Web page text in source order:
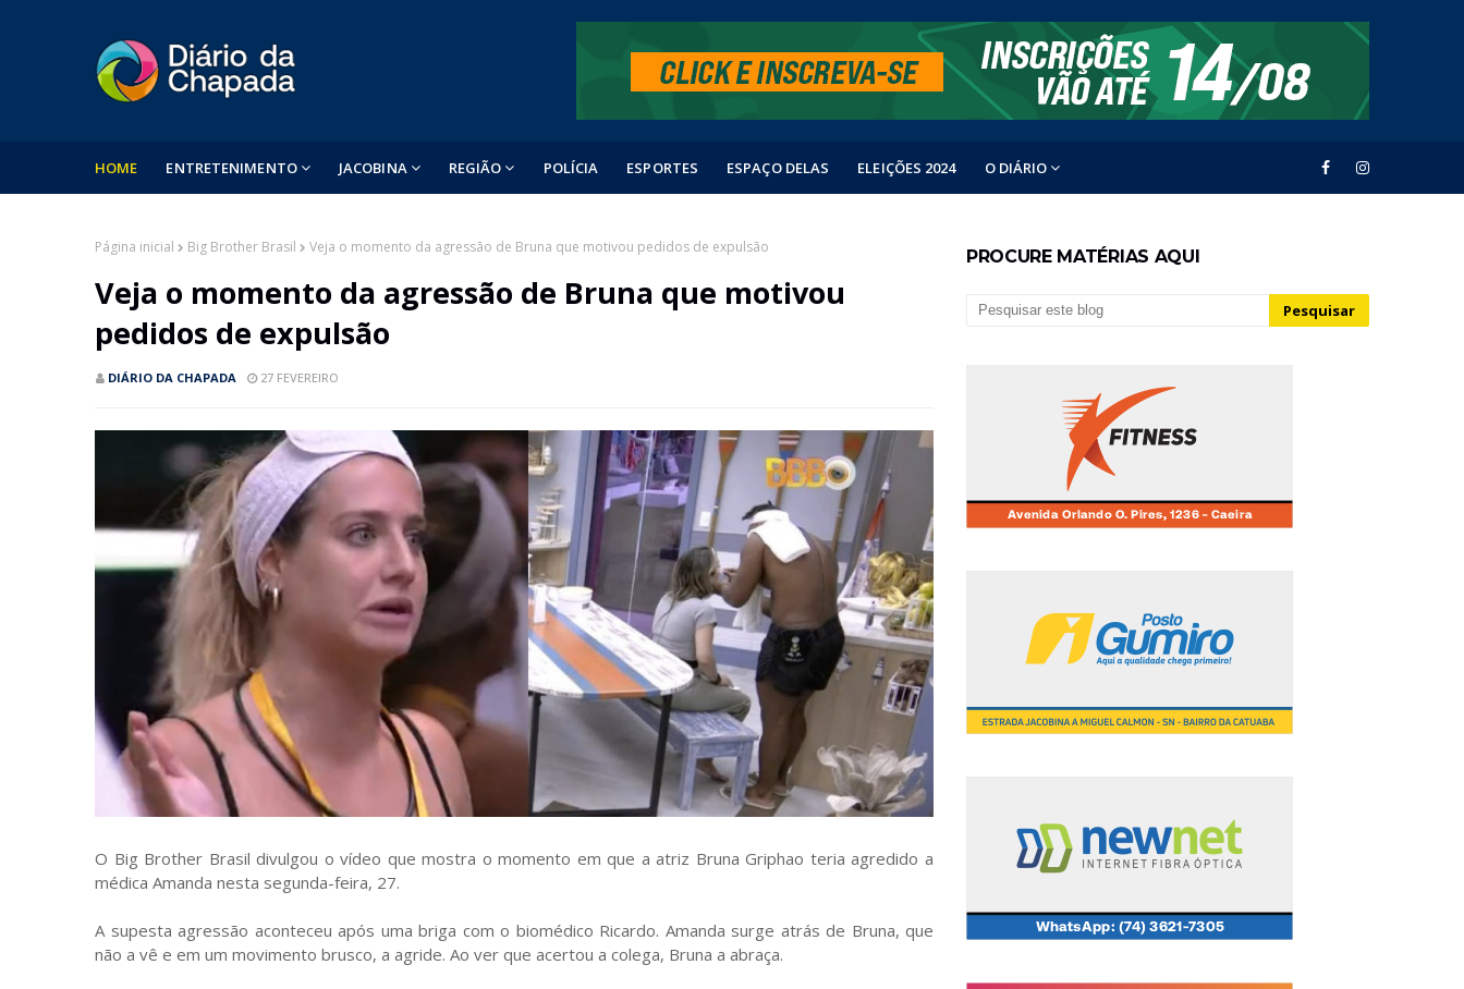
HOME ENTRETENIMENTO JACOBINA REGIÃO POLÍCIA ESPORTES ESPAÇO DELAS ELEIÇÕES 2024 O DIÁRIO
Página inicial Big Brother Brasil Veja o momento da agressão de Bruna que motivou pedidos de expulsão
Veja o momento da agressão de Bruna que motivou
pedidos de expulsão
DIÁRIO DA CHAPADA 27 FEVEREIRO
O Big Brother Brasil divulgou o vídeo que mostra o momento em que a atriz Bruna Griphao teria agredido a
médica Amanda nesta segunda-feira, 27.
A supesta agressão aconteceu após uma briga com o biomédico Ricardo. Amanda surge atrás de Bruna, que
não a vê e em um movimento brusco, a agride. Ao ver que acertou a colega, Bruna a abraça.
PROCURE MATÉRIAS AQUI